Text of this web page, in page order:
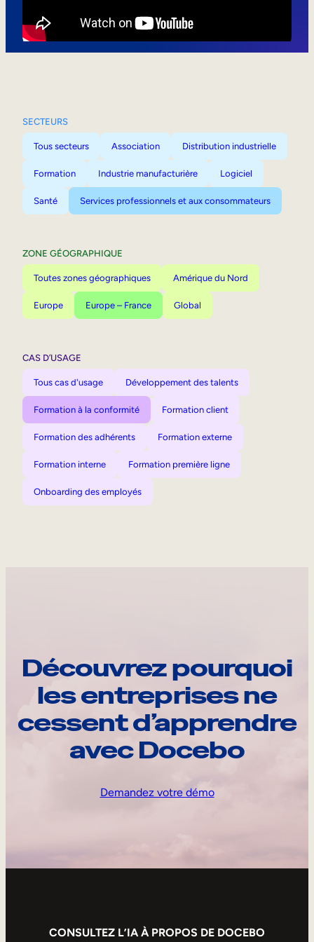
SECTEURS
Tous secteurs Association Distribution industrielle
Formation Industrie manufacturière Logiciel
Santé Services professionnels et aux consommateurs
ZONE GÉOGRAPHIQUE
Toutes zones géographiques Amérique du Nord
Europe Europe – France Global
CAS D’USAGE
Tous cas d'usage Développement des talents
Formation à la conformité Formation client
Formation des adhérents Formation externe
Formation interne Formation première ligne
Onboarding des employés
Découvrez pourquoi
les entreprises ne
cessent d’apprendre
avec Docebo
Demandez votre démo
CONSULTEZ L’IA À PROPOS DE DOCEBO